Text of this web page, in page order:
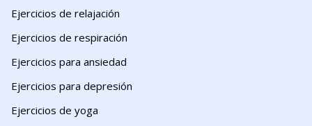
Ejercicios de relajación
Ejercicios de respiración
Ejercicios para ansiedad
Ejercicios para depresión
Ejercicios de yoga